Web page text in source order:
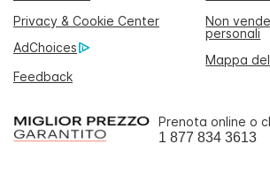
Privacy & Cookie Center
Non
personali
AdChoices
Mappa
Feedback
Prenota online o
1 877 834 3613